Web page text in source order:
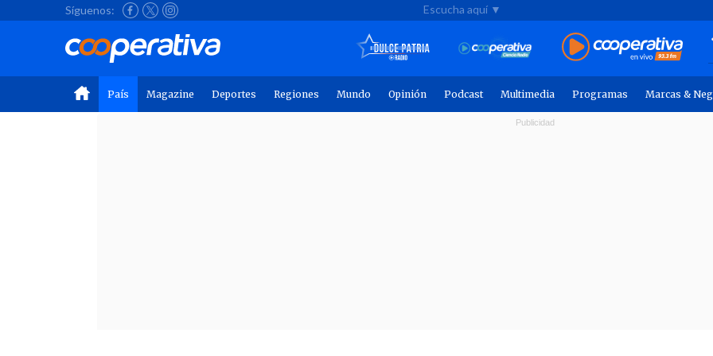
Síguenos: Escucha aquí ▼
País Magazine Deportes Regiones Mundo Opinión Podcast Multimedia Programas Marcas &